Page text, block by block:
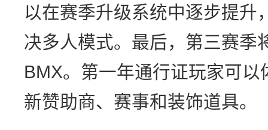
以在赛季升级系统中逐步提升
决多人模式。最后，第三赛季
BMX。第一年通行证玩家可
新赞助商、赛事和装饰道具。